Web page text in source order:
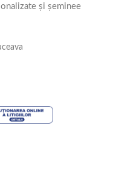
și șeminee